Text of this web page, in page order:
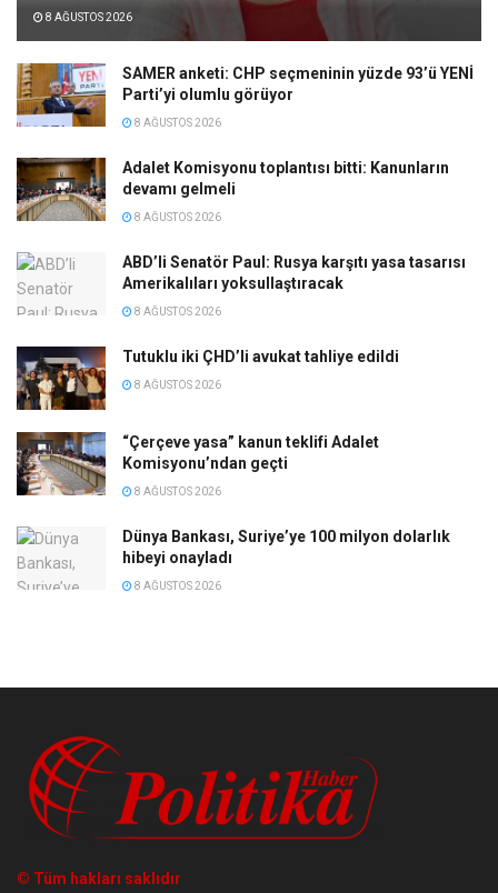
8 AĞUSTOS 2026
SAMER anketi: CHP seçmeninin yüzde 93’ü YENİ
Parti’yi olumlu görüyor
8 AĞUSTOS 2026
Adalet Komisyonu toplantısı bitti: Kanunların
devamı gelmeli
8 AĞUSTOS 2026
ABD’li Senatör Paul: Rusya karşıtı yasa tasarısı
Amerikalıları yoksullaştıracak
8 AĞUSTOS 2026
Tutuklu iki ÇHD’li avukat tahliye edildi
8 AĞUSTOS 2026
“Çerçeve yasa” kanun teklifi Adalet
Komisyonu’ndan geçti
8 AĞUSTOS 2026
Dünya Bankası, Suriye’ye 100 milyon dolarlık
hibeyi onayladı
8 AĞUSTOS 2026
© Tüm hakları saklıdır